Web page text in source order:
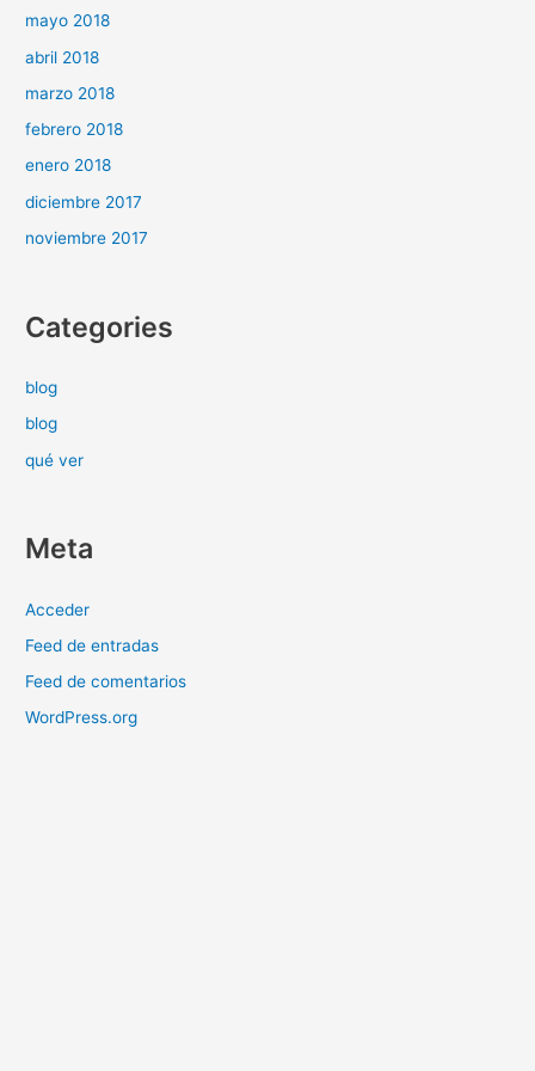
mayo 2018
abril 2018
marzo 2018
febrero 2018
enero 2018
diciembre 2017
noviembre 2017
Categories
blog
blog
qué ver
Meta
Acceder
Feed de entradas
Feed de comentarios
WordPress.org